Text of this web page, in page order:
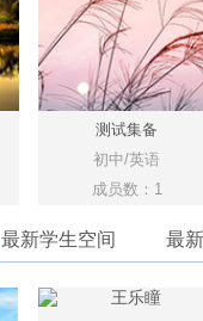
测试集备
初中/英语
成员数：1
最新学生空间 最